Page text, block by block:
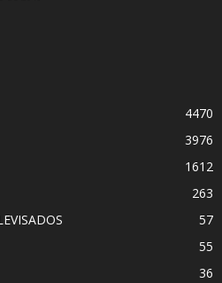
4470
3976
1612
263
57
55
36